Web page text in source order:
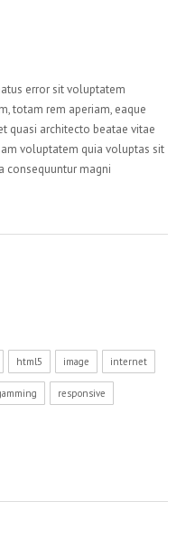
error sit voluptatem
totam rem aperiam, eaque
quasi architecto beatae vitae
voluptatem quia voluptas sit
consequuntur magni
html5 image internet
responsive